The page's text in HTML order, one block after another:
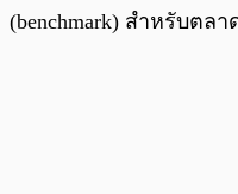
(benchmark) สำหรับตล